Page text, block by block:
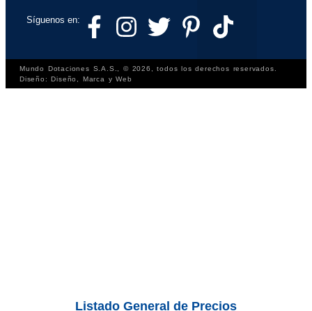
Síguenos en:
Mundo Dotaciones S.A.S., © 2026, todos los derechos reservados.
Diseño: Diseño, Marca y Web
Listado General de Precios